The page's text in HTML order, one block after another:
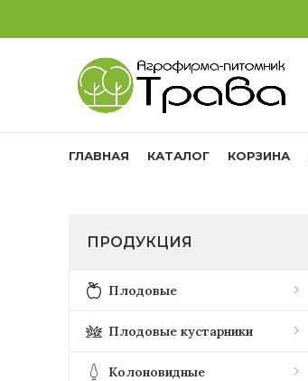
ГЛАВНАЯ КАТАЛОГ КОРЗИНА
ПРОДУКЦИЯ
Плодовые
Плодовые кустарники
Колоновидные